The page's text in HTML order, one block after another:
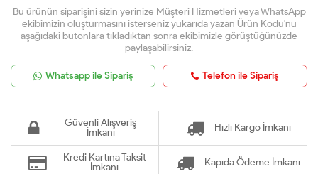
Bu ürünün siparişini sizin yerinize Müşteri Hizmetleri veya WhatsApp
ekibimizin oluşturmasını isterseniz yukarıda yazan Ürün Kodu'nu
aşağıdaki butonlara tıkladıktan sonra ekibimizle görüştüğünüzde
paylaşabilirsiniz.
Whatsapp ile Sipariş Telefon ile Sipariş
Güvenli Alışveriş
İmkanı
Hızlı Kargo İmkanı
Kredi Kartına Taksit
İmkanı
Kapıda Ödeme İmkanı